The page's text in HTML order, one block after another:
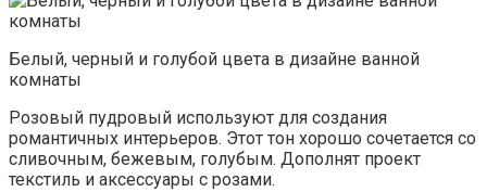
Белый, черный и голубой цвета в дизайне ванной
комнаты
Розовый пудровый используют для создания
романтичных интерьеров. Этот тон хорошо сочетается со
сливочным, бежевым, голубым. Дополнят проект
текстиль и аксессуары с розами.